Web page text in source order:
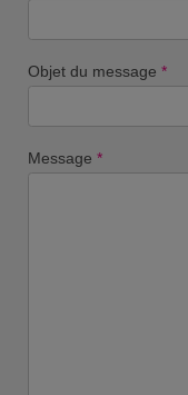
Objet du message *
Message *